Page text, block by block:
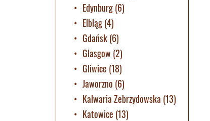
Edynburg(6)
Elbląg(4)
Gdańsk(6)
Glasgow (2)
Gliwice (18)
Jaworzno (6)
Kalwaria Zebrzydowska (13)
Katowice (13)